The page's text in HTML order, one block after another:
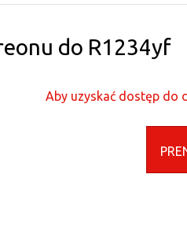
do R1234yf
Aby uzyskać dostęp do